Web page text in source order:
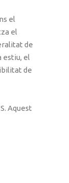
el
el
de
estiu, el
de
Aquest